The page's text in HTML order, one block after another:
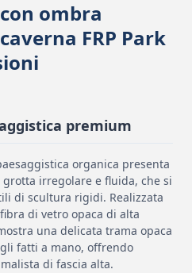
ombra
FRP Park
premium
organica presenta
irregolare e fluida, che si
di scultura rigidi. Realizzata
di vetro opaca di alta
una delicata trama opaca
fatti a mano, offrendo
di fascia alta.